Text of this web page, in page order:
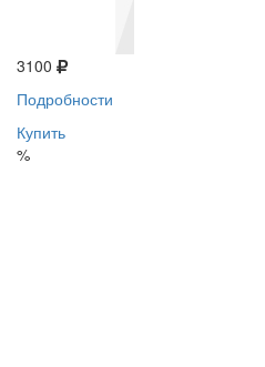
3100
Подробности
Купить
%